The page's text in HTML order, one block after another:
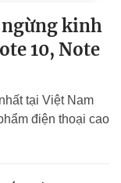
ngừng kinh
10, Note
tại Việt Nam
điện thoại cao